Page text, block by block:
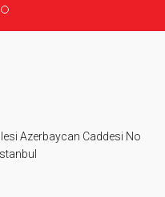
Azerbaycan Caddesi No